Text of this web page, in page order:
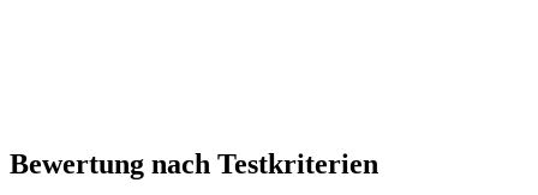
Bewertung nach Testkriterien